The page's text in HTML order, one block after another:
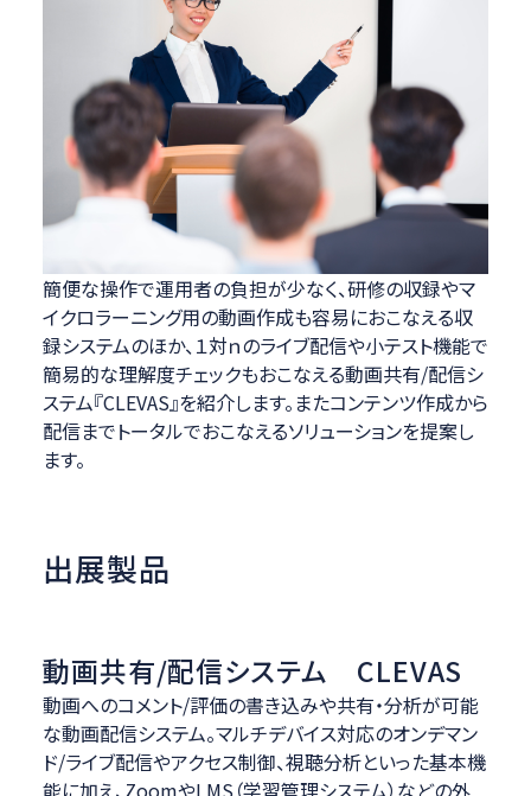
簡便な操作で運用者の負担が少なく、研修の収録やマ
イクロラーニング用の動画作成も容易におこなえる収
録システムのほか、１対ｎのライブ配信や小テスト機能で
簡易的な理解度チェックもおこなえる動画共有/配信シ
ステム『CLEVAS』を紹介します。またコンテンツ作成から
配信までトータルでおこなえるソリューションを提案し
ます。
出展製品
動画共有/配信システム CLEVAS
動画へのコメント/評価の書き込みや共有・分析が可能
な動画配信システム。マルチデバイス対応のオンデマン
ド/ライブ配信やアクセス制御、視聴分析といった基本機
能に加え、ZoomやLMS（学習管理システム）などの外